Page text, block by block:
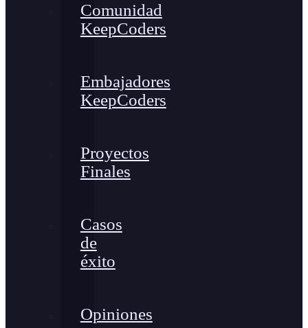
Comunidad
KeepCoders
Embajadores
KeepCoders
Proyectos
Finales
Casos
de
éxito
Opiniones